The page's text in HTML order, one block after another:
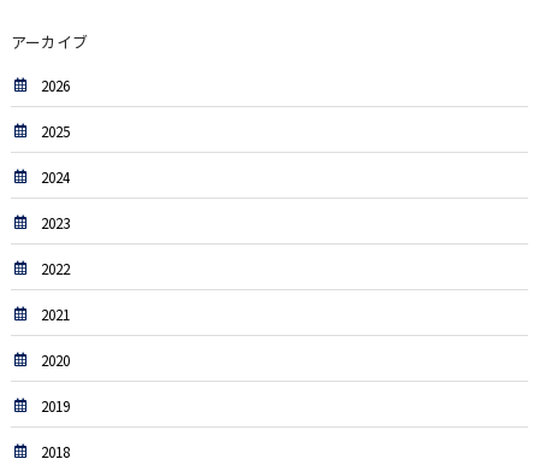
アーカイブ
2026
2025
2024
2023
2022
2021
2020
2019
2018